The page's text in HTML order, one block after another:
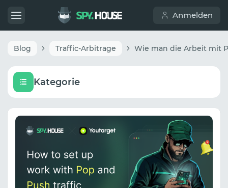
Anmelden
Blog Traffic-Arbitrage
Kategorie